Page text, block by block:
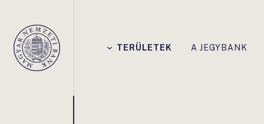
Magyar
Nemzeti
TERÜLETEK A JEGYBANK